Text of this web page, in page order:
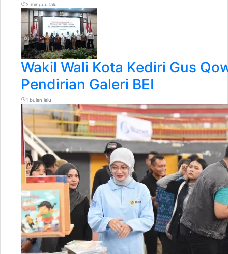
2 minggu lalu
Wakil Wali Kota Kediri Gus
Pendirian Galeri BEI
1 bulan lalu